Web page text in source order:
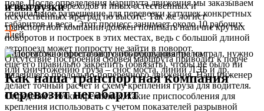
пешеходных переходов и иных естественных и
искусственных преград по высоте. Так же логист
транспортной компании должен понимать наличие крутых
поворотов и построек в этих местах, ведь с большой длиной
автопоезд может попросту не зайти в поворот.
Отсутствие построения сюрвея маршрута приводит к порче
или уничтожению груза – снос моста, линий ЛЭБ и др.
поле. После определения маршрута движения мы заказываем
специальное разрешение для перевозки катушек конкретных
габаритов и веса. Этот процесс занимает около 10 рабочих
дней.
и выгрузки
Недостаточно просто загрузить оборудование на трал, нужно
еще его правильно закрепить (обвязать), чтобы не было ни
малейшего продольно-поперечного движения. Наш инженер
делает точный расчет и схему крепления груза для водителя.
Определяет точки крепления, какие приспособления для
крепления использовать с учетом показателей разрывной
Как наша транспортная компания
перевозит негабарит